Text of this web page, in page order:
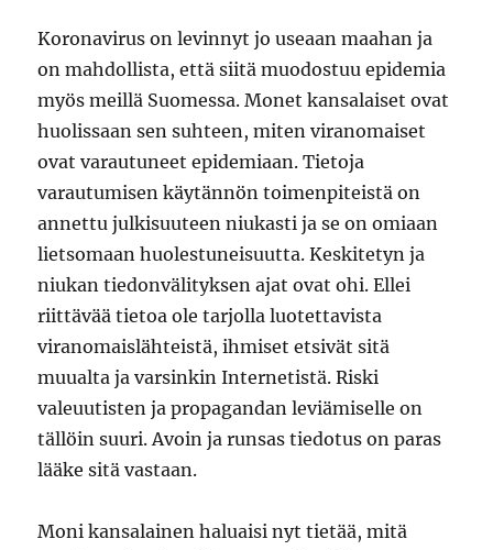
Koronavirus on levinnyt jo useaan maahan ja
on mahdollista, että siitä muodostuu epidemia
myös meillä Suomessa. Monet kansalaiset ovat
huolissaan sen suhteen, miten viranomaiset
ovat varautuneet epidemiaan. Tietoja
varautumisen käytännön toimenpiteistä on
annettu julkisuuteen niukasti ja se on omiaan
lietsomaan huolestuneisuutta. Keskitetyn ja
niukan tiedonvälityksen ajat ovat ohi. Ellei
riittävää tietoa ole tarjolla luotettavista
viranomaislähteistä, ihmiset etsivät sitä
muualta ja varsinkin Internetistä. Riski
valeuutisten ja propagandan leviämiselle on
tällöin suuri. Avoin ja runsas tiedotus on paras
lääke sitä vastaan.
Moni kansalainen haluaisi nyt tietää, mitä